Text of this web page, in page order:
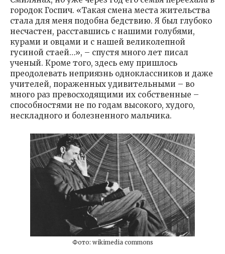
городок Госпич. «Такая смена места жительства
стала для меня подобна бедствию. Я был глубоко
несчастен, расставшись с нашими голубями,
курами и овцами и с нашей великолепной
гусиной стаей…», – спустя много лет писал
ученый. Кроме того, здесь ему пришлось
преодолевать неприязнь одноклассников и даже
учителей, пораженных удивительными – во
много раз превосходящими их собственные –
способностями не по годам высокого, худого,
нескладного и болезненного мальчика.
Фото: wikimedia commons